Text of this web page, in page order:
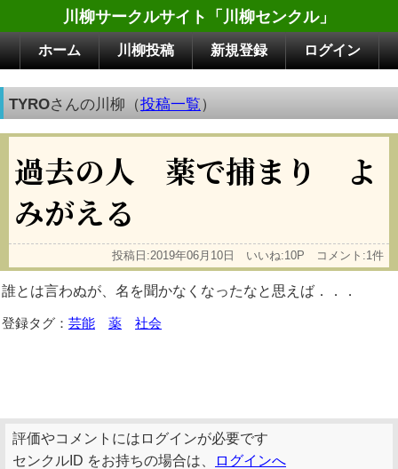
川柳サークルサイト「川柳センクル」
ホーム 川柳投稿 新規登録 ログイン
TYROさんの川柳（投稿一覧）
過去の人 薬で捕まり よ
みがえる
投稿日:2019年06月10日 いいね:10P コメント:1件
誰とは言わぬが、名を聞かなくなったなと思えば．．．
登録タグ： 芸能 薬 社会
評価やコメントにはログインが必要です
センクルID をお持ちの場合は、
ログインへ